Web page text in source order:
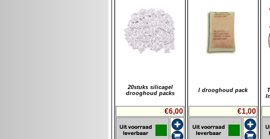
20stuks silicagel
drooghoud packs
€6,00
l drooghoud pack
€1,00